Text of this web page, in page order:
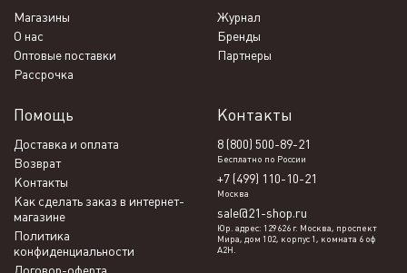
Магазины
Журнал
О нас
Бренды
Оптовые поставки
Партнеры
Рассрочка
Помощь
Доставка и оплата
Возврат
Контакты
Как сделать заказ в интернет-
магазине
Политика
конфиденциальности
Контакты
8 (800) 500-89-21
Бесплатно по России
+7 (499) 110-10-21
Москва
sale@21-shop.ru
Юр. адрес: 129626 г. Москва, проспект
Мира, дом 102, корпус 1, комната 6 оф
А2Н.